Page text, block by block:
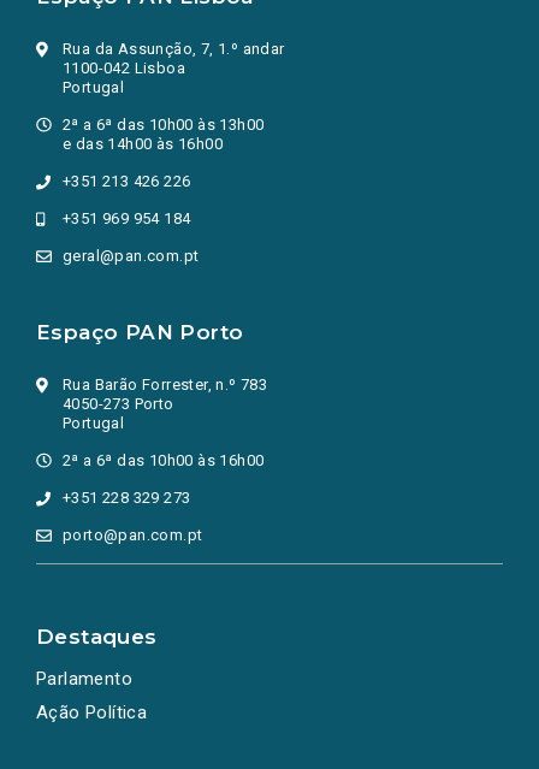
Rua da Assunção, 7, 1.º andar
1100-042 Lisboa
Portugal
2ª a 6ª das 10h00 às 13h00
e das 14h00 às 16h00
+351 213 426 226
+351 969 954 184
geral@pan.com.pt
Espaço PAN Porto
Rua Barão Forrester, n.º 783
4050-273 Porto
Portugal
2ª a 6ª das 10h00 às 16h00
+351 228 329 273
porto@pan.com.pt
Destaques
Parlamento
Ação Política